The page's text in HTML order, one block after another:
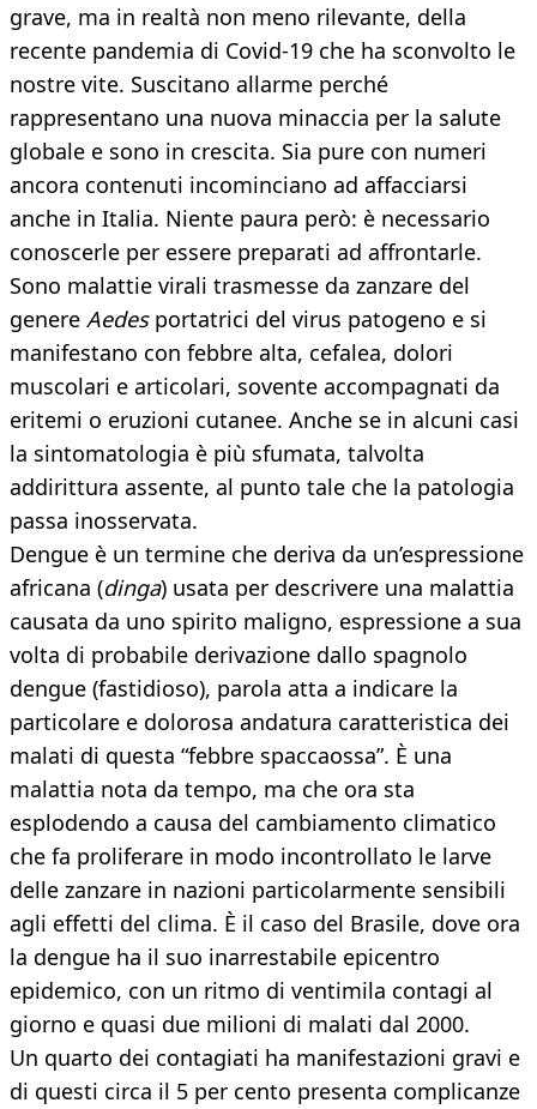
grave, ma in realtà non meno rilevante, della
recente pandemia di Covid-19 che ha sconvolto le
nostre vite. Suscitano allarme perché
rappresentano una nuova minaccia per la salute
globale e sono in crescita. Sia pure con numeri
ancora contenuti incominciano ad affacciarsi
anche in Italia. Niente paura però: è necessario
conoscerle per essere preparati ad affrontarle.
Sono malattie virali trasmesse da zanzare del
genere Aedes portatrici del virus patogeno e si
manifestano con febbre alta, cefalea, dolori
muscolari e articolari, sovente accompagnati da
eritemi o eruzioni cutanee. Anche se in alcuni casi
la sintomatologia è più sfumata, talvolta
addirittura assente, al punto tale che la patologia
passa inosservata.
Dengue è un termine che deriva da un’espressione
africana (dinga) usata per descrivere una malattia
causata da uno spirito maligno, espressione a sua
volta di probabile derivazione dallo spagnolo
dengue (fastidioso), parola atta a indicare la
particolare e dolorosa andatura caratteristica dei
malati di questa “febbre spaccaossa”. È una
malattia nota da tempo, ma che ora sta
esplodendo a causa del cambiamento climatico
che fa proliferare in modo incontrollato le larve
delle zanzare in nazioni particolarmente sensibili
agli effetti del clima. È il caso del Brasile, dove ora
la dengue ha il suo inarrestabile epicentro
epidemico, con un ritmo di ventimila contagi al
giorno e quasi due milioni di malati dal 2000.
Un quarto dei contagiati ha manifestazioni gravi e
di questi circa il 5 per cento presenta complicanze